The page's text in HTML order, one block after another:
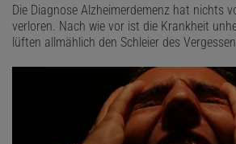
Die Diagnose Alzheimerdemenz hat nichts
verloren. Nach wie vor ist die Krankheit
lüften allmählich den Schleier des